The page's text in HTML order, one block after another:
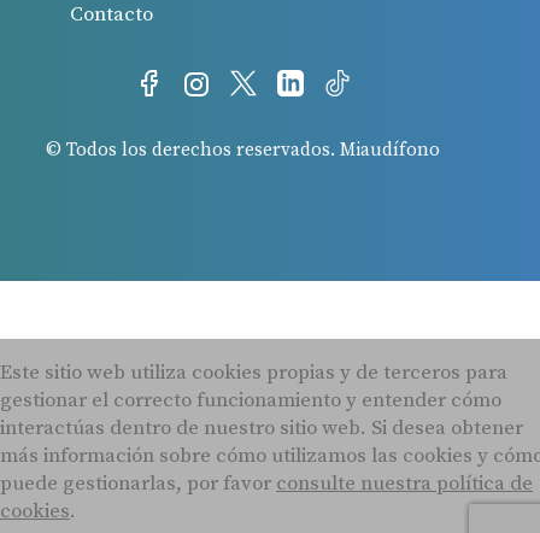
© Todos los derechos reservados. Miaudífono
Contacto